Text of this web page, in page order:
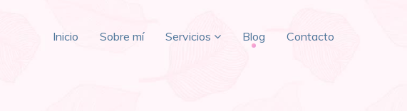
Inicio Sobre mí Servicios Blog Contacto